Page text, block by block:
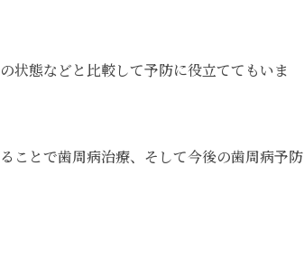
状態などと比較して予防に役立ててもいま
ことで歯周病治療、そして今後の歯周病予防